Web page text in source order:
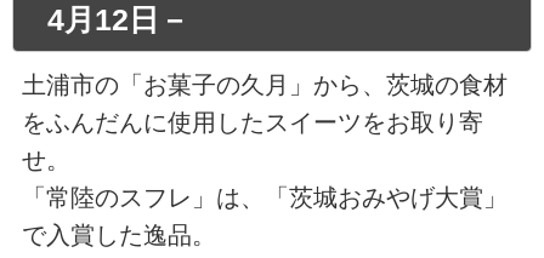
4月12日－
土浦市の「お菓子の久月」から、茨城の食材
をふんだんに使用したスイーツをお取り寄
せ。
「常陸のスフレ」は、「茨城おみやげ大賞」
で入賞した逸品。